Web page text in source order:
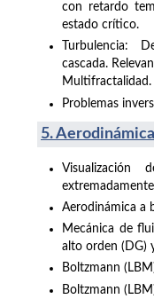
con retardo
estado crítico.
Turbulencia:
cascada.
Multifractalidad.
Problemas
5. Aerodinámica
Aerodinámica a
Mecánica de
alto orden (DG)
Boltzmann
Boltzmann